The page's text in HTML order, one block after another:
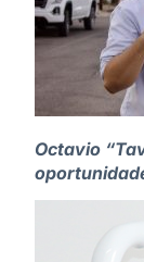
Octavio